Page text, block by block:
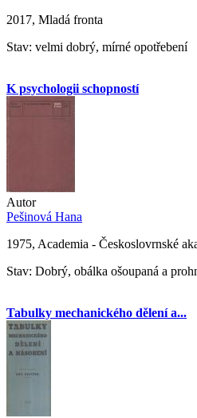
2017, Mladá fronta
Stav: velmi dobrý, mírné opotřebení
K psychologii schopností
Autor
Pešinová Hana
1975, Academia - Českoslovrnské
Stav: Dobrý, obálka ošoupaná a
Tabulky mechanického dělení a...